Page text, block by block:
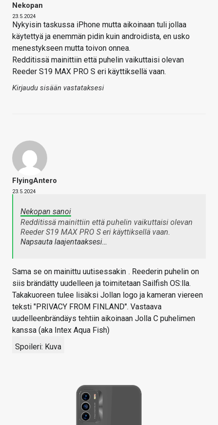
Nekopan
23.5.2024
Nykyisin taskussa iPhone mutta aikoinaan tuli jollaa
käytettyä ja enemmän pidin kuin androidista, en usko
menestykseen mutta toivon onnea.
Redditissä mainittiin että puhelin vaikuttaisi olevan
Reeder S19 MAX PRO S eri käyttiksellä vaan.
Kirjaudu sisään vastataksesi
FlyingAntero
23.5.2024
Nekopan sanoi
Redditissä mainittiin että puhelin vaikuttaisi olevan
Reeder S19 MAX PRO S eri käyttiksellä vaan.
Napsauta laajentaaksesi…
Sama se on mainittu uutisessakin . Reederin puhelin on
siis brändätty uudelleen ja toimitetaan Sailfish OS:lla.
Takakuoreen tulee lisäksi Jollan logo ja kameran viereen
teksti "PRIVACY FROM FINLAND". Vastaava
uudelleenbrändäys tehtiin aikoinaan Jolla C puhelimen
kanssa (aka Intex Aqua Fish)
Spoileri: Kuva